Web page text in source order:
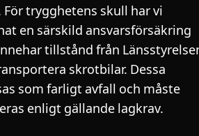
För trygghetens skull har vi
en särskild ansvarsförsäkring
tillstånd från
skrotbilar. Dessa
som farligt avfall och måste
enligt gällande lagkrav.